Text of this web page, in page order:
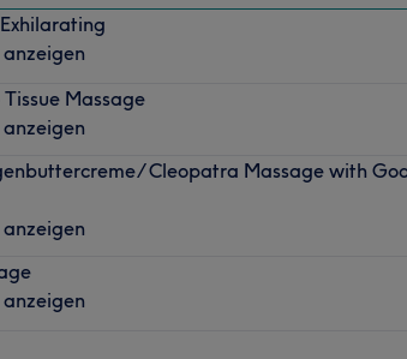
Massage
Cleopatra Massage with